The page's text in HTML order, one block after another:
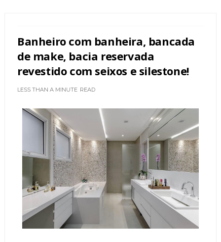
Banheiro com banheira, bancada
de make, bacia reservada
revestido com seixos e silestone!
LESS THAN A MINUTE READ